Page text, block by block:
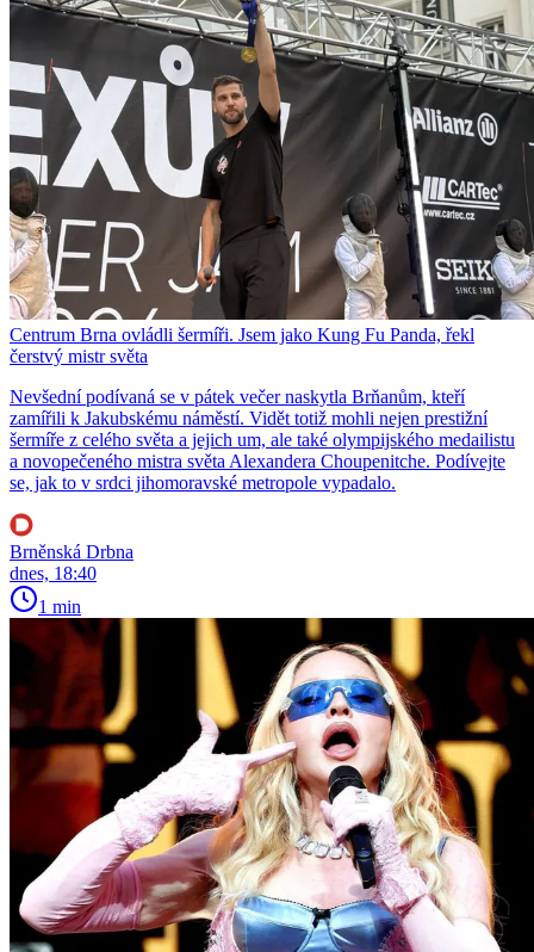
Centrum Brna ovládli šermíři. Jsem jako Kung Fu Panda, řekl
čerstvý mistr světa
Nevšední podívaná se v pátek večer naskytla Brňanům, kteří
zamířili k Jakubskému náměstí. Vidět totiž mohli nejen prestižní
šermíře z celého světa a jejich um, ale také olympijského medailistu
a novopečeného mistra světa Alexandera Choupenitche. Podívejte
se, jak to v srdci jihomoravské metropole vypadalo.
Brněnská Drbna
dnes, 18:40
1 min